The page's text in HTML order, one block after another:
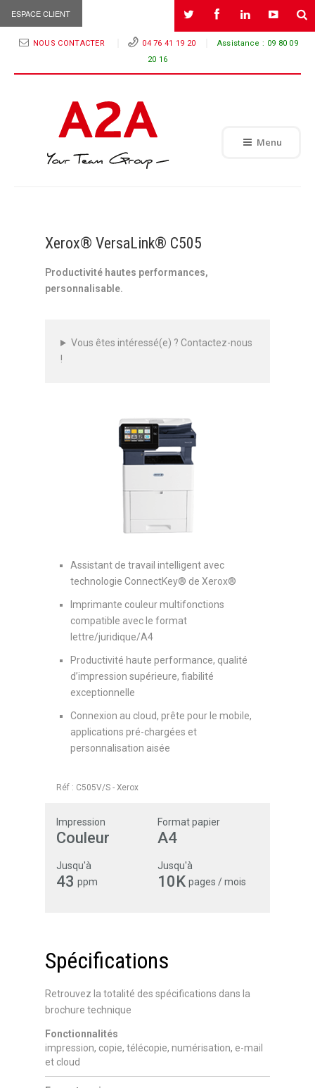
ESPACE CLIENT
NOUS CONTACTER 04 76 41 19 20 Assistance : 09 80 09
20 16
Menu
Xerox® VersaLink® C505
Productivité hautes performances,
personnalisable.
Vous êtes intéressé(e) ? Contactez-nous
!
Assistant de travail intelligent avec
technologie ConnectKey® de Xerox®
Imprimante couleur multifonctions
compatible avec le format
lettre/juridique/A4
Productivité haute performance, qualité
d’impression supérieure, fiabilité
exceptionnelle
Connexion au cloud, prête pour le mobile,
applications pré-chargées et
personnalisation aisée
Réf : C505V/S - Xerox
Impression
Couleur
Format papier
A4
Jusqu'à
43 ppm
Jusqu'à
10K pages / mois
Spécifications
Retrouvez la totalité des spécifications dans la
brochure technique
Fonctionnalités
impression, copie, télécopie, numérisation, e-mail
et cloud